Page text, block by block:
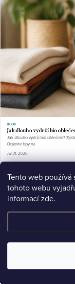
Tento web používá
tohoto webu
informacízde.
BLOG
Jak dlouho vydrží bio
Jak dlouho vydrží bio oblečení?
Objevte tipy na.
Jul 31, 2026